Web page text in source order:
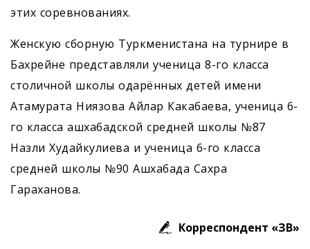
этих соревнованиях.
Женскую сборную Туркменистана на турнире в
Бахрейне представляли ученица 8-го класса
столичной школы одарённых детей имени
Атамурата Ниязова Айлар Какабаева, ученица 6-
го класса ашхабадской средней школы №87
Назли Худайкулиева и ученица 6-го класса
средней школы №90 Ашхабада Сахра
Гараханова.
Корреспондент «ЗВ»